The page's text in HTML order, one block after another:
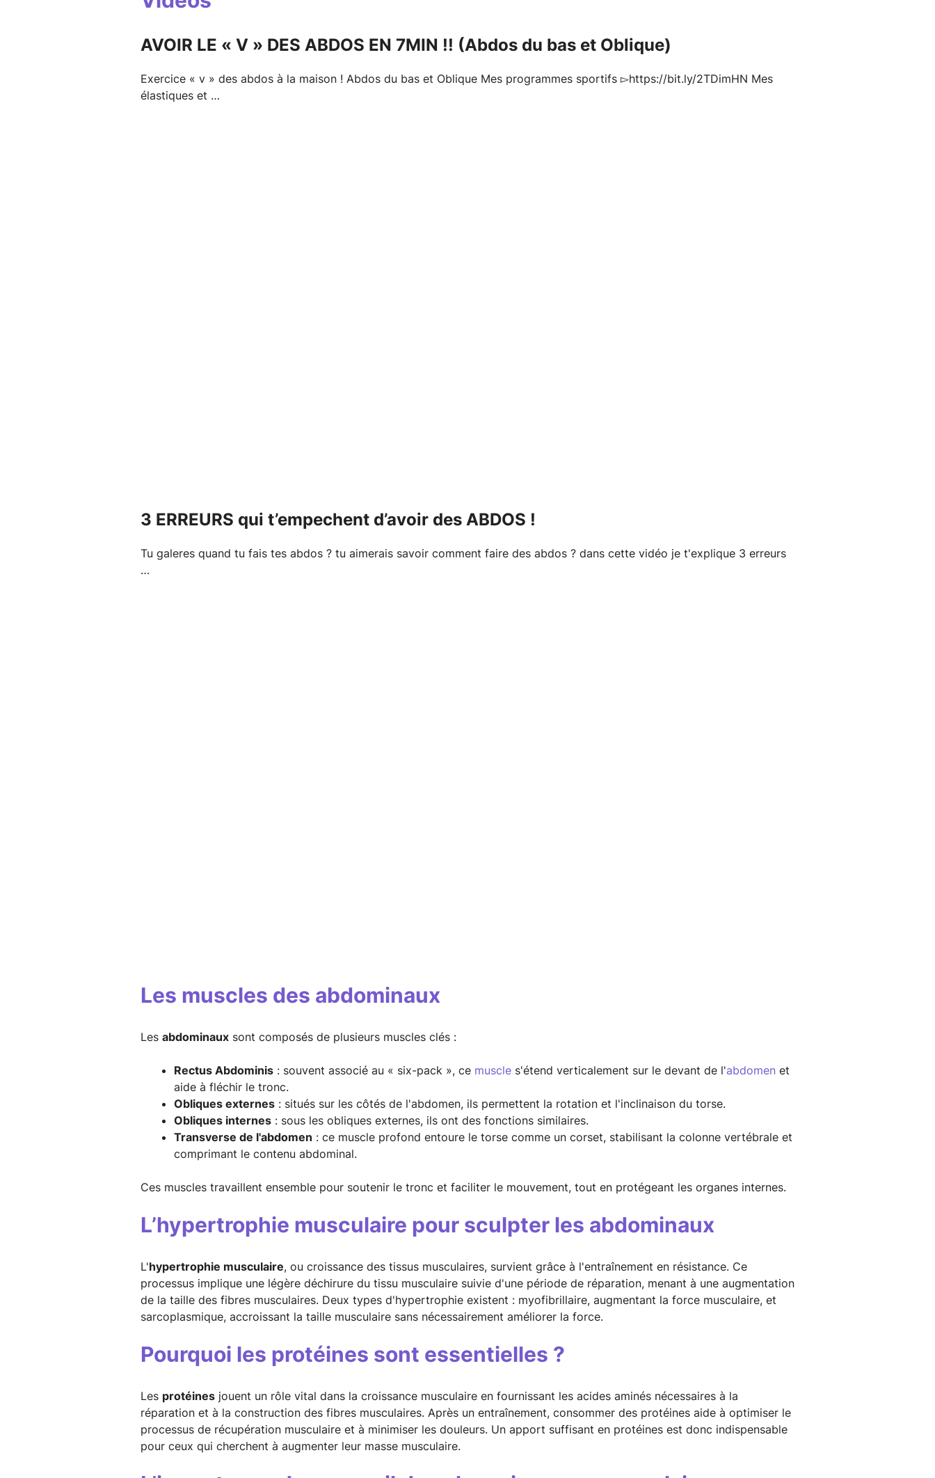
AVOIR LE « V » DES ABDOS EN 7MIN !! (Abdos du bas et Oblique)
Exercice « v » des abdos à la maison ! Abdos du bas et Oblique Mes programmes sportifs ▻https://bit.ly/2TDimHN Mes
élastiques et …
3 ERREURS qui t’empechent d’avoir des ABDOS !
Tu galeres quand tu fais tes abdos ? tu aimerais savoir comment faire des abdos ? dans cette vidéo je t'explique 3 erreurs
…
Les muscles des abdominaux
Les abdominaux sont composés de plusieurs muscles clés :
Rectus Abdominis : souvent associé au « six-pack », ce muscle s'étend verticalement sur le devant de l'abdomen et
aide à fléchir le tronc.
Obliques externes : situés sur les côtés de l'abdomen, ils permettent la rotation et l'inclinaison du torse.
Obliques internes : sous les obliques externes, ils ont des fonctions similaires.
Transverse de l'abdomen : ce muscle profond entoure le torse comme un corset, stabilisant la colonne vertébrale et
comprimant le contenu abdominal.
Ces muscles travaillent ensemble pour soutenir le tronc et faciliter le mouvement, tout en protégeant les organes internes.
L’hypertrophie musculaire pour sculpter les abdominaux
L'hypertrophie musculaire, ou croissance des tissus musculaires, survient grâce à l'entraînement en résistance. Ce
processus implique une légère déchirure du tissu musculaire suivie d'une période de réparation, menant à une augmentation
de la taille des fibres musculaires. Deux types d'hypertrophie existent : myofibrillaire, augmentant la force musculaire, et
sarcoplasmique, accroissant la taille musculaire sans nécessairement améliorer la force.
Pourquoi les protéines sont essentielles ?
Les protéines jouent un rôle vital dans la croissance musculaire en fournissant les acides aminés nécessaires à la
réparation et à la construction des fibres musculaires. Après un entraînement, consommer des protéines aide à optimiser le
processus de récupération musculaire et à minimiser les douleurs. Un apport suffisant en protéines est donc indispensable
pour ceux qui cherchent à augmenter leur masse musculaire.